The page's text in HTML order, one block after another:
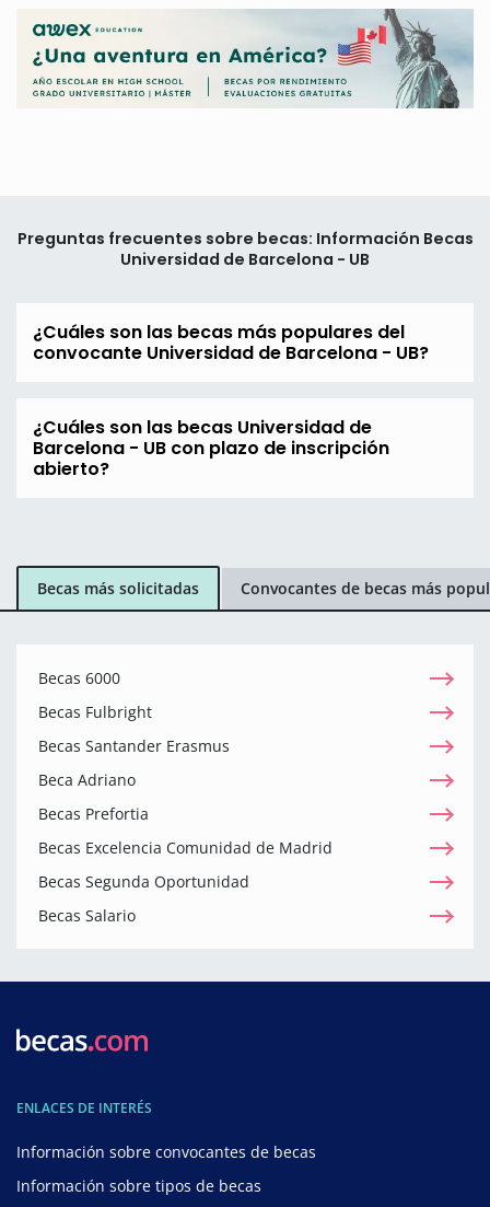
Preguntas frecuentes sobre becas: Información Becas
Universidad de Barcelona - UB
¿Cuáles son las becas más populares del
convocante Universidad de Barcelona - UB?
¿Cuáles son las becas Universidad de
Barcelona - UB con plazo de inscripción
abierto?
Becas más solicitadas Convocantes de becas más
Becas 6000
Becas Fulbright
Becas Santander Erasmus
Beca Adriano
Becas Prefortia
Becas Excelencia Comunidad de Madrid
Becas Segunda Oportunidad
Becas Salario
ENLACES DE INTERÉS
Información sobre convocantes de becas
Información sobre tipos de becas